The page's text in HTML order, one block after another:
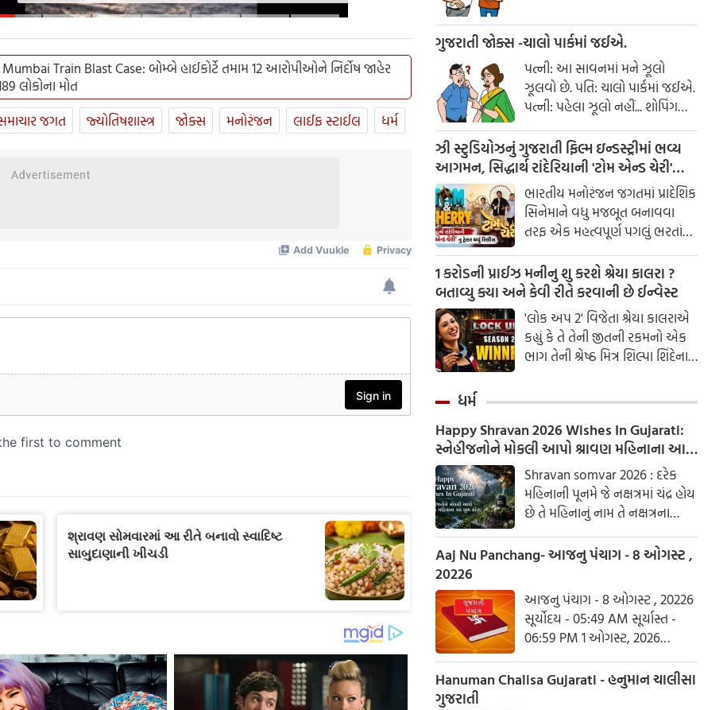
Train Blast Case: બોમ્બે હાઈકોર્ટે તમામ 12 આરોપીઓને નિર્દોષ જાહેર
લોકોના મોત
જગત જ્યોતિષશાસ્ત્ર જોક્સ મનોરંજન લાઈફ સ્ટાઈલ ધર્મ
ગુજરાતી જોક્સ -ચાલો પાર્કમાં જઈએ.
પત્ની: આ સાવનમાં મને ઝૂલો
ઝૂલવો છે. પતિ: ચાલો પાર્કમાં જઈએ.
પત્ની: પહેલા ઝૂલો નહીં... શોપિંગ
કરાવ!
ઝી સ્ટુડિયોઝનું ગુજરાતી ફિલ્મ ઇન્ડસ્ટ્રીમાં ભવ્ય
આગમન, સિદ્ધાર્થ રાંદેરિયાની 'ટોમ એન્ડ ચેરી'
સાથે કરશે શરૂઆત; ટ્રેલર થયું રિલીઝ
ભારતીય મનોરંજન જગતમાં પ્રાદેશિક
સિનેમાને વધુ મજબૂત બનાવવા
તરફ એક મહત્વપૂર્ણ પગલું ભરતાં
ઝી સ્ટુડિયોઝે ગુજરાતી ફિલ્મ
ઇન્ડસ્ટ્રીમાં પોતાની સત્તાવાર
એન્ટ્રીની જાહેરાત કરી છે.
1 કરોડની પ્રાઈઝ મનીનુ શુ કરશે શ્રેયા કાલરા ?
બતાવ્યુ ક્યા અને કેવી રીતે કરવાની છે ઈન્વેસ્ટ
'લોક અપ 2' વિજેતા શ્રેયા કાલરાએ
કહ્યું કે તે તેની જીતની રકમનો એક
ભાગ તેની શ્રેષ્ઠ મિત્ર શિલ્પા શિંદેના
ધર્મ
Happy Shravan 2026 Wishes In Gujarati:
સ્નેહીજનોને મોકલી આપો શ્રાવણ મહિનાના આ
શુભ સંદેશ
Shravan somvar 2026 : દરેક
મહિનાની પૂનમે જે નક્ષત્રમાં ચંદ્ર હોય
છે તે મહિનાનું નામ તે નક્ષત્રના
આધારે રાખવામાં આવ્યું છે. શ્રાવણ
નામ પણ શ્રવણ નક્ષત્રને આધારિત
Aaj Nu Panchang- આજનુ પંચાગ - 8 ઓગસ્ટ ,
20226
આજનુ પંચાગ - 8 ઓગસ્ટ , 20226
સૂર્યોદય - 05:49 AM સૂર્યાસ્ત -
06:59 PM 1 ઓગસ્ટ, 2026
શનિવાર આષાઢ વદ ત્રિજ- વિક્રમ
સંવત 2082
Hanuman Chalisa Gujarati - હનુમાન ચાલીસા
ગુજરાતી